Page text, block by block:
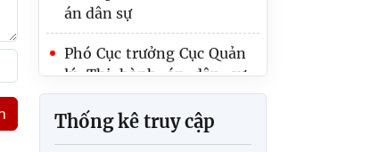
minh điều kiện thi hành
ánPhó Cục trưởng Cục Quản
lý Thi hành án dân sự
Trần Thị Phương Hoa
kiểm tra, làm việc với Thi
hành án dân sự tỉnh Vĩnh
Long về kết quả thực
Thống kê truy cập